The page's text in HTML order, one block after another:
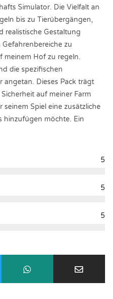
Simulator. Die Vielfalt an
bis zu Tierübergängen,
realistische Gestaltung
zu
meinem Hof zu regeln.
die spezifischen
angetan. Dieses Pack trägt
auf meiner Farm
Spiel eine zusätzliche
hinzufügen möchte. Ein
5
5
5